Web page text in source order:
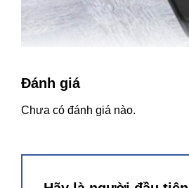
Đánh giá
Chưa có đánh giá nào.